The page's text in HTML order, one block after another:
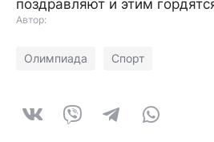
поздравляют и этим
Автор:
Олимпиада Спорт